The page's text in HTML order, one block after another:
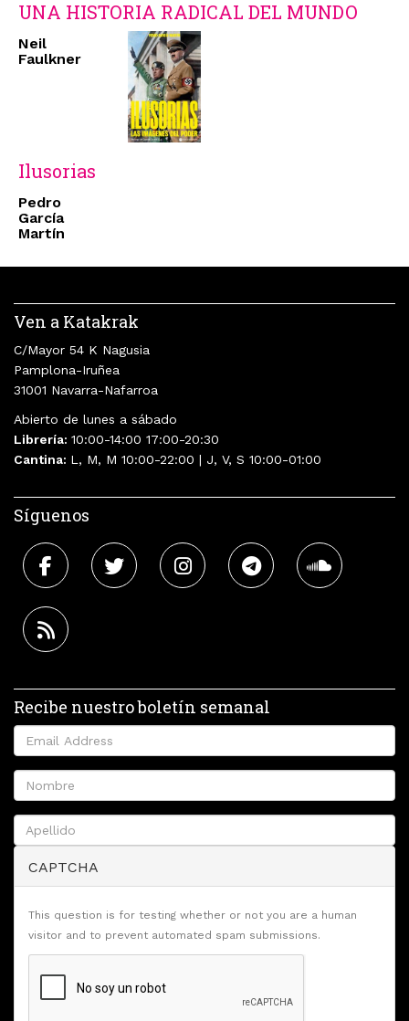
UNA HISTORIA RADICAL DEL MUNDO
Neil
Faulkner
Ilusorias
Pedro
García
Martín
Ven a Katakrak
C/Mayor 54 K Nagusia
Pamplona-Iruñea
31001 Navarra-Nafarroa
Abierto de lunes a sábado
Librería: 10:00-14:00 17:00-20:30
Cantina: L, M, M 10:00-22:00 | J, V, S 10:00-01:00
Síguenos
Recibe nuestro boletín semanal
CAPTCHA
This question is for testing whether or not you are a human
visitor and to prevent automated spam submissions.